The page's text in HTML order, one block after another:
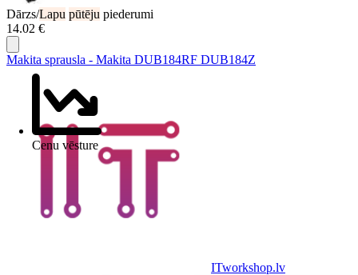
Dārzs/Lapu pūtēju piederumi
14.02 €
Cenu vēsture
Makita sprausla - Makita DUB184RF DUB184Z
ITworkshop.lv